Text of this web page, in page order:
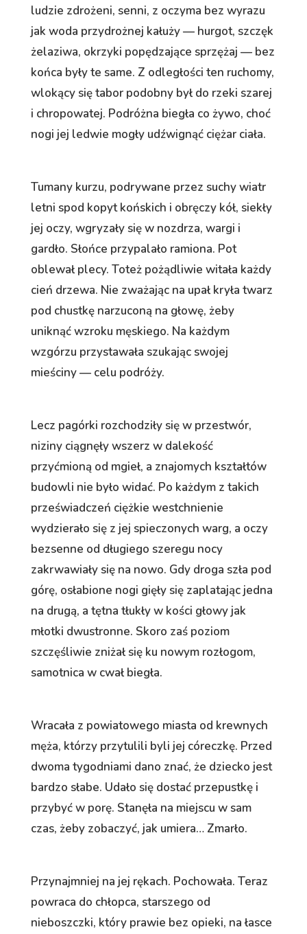
ludzie zdrożeni, senni, z oczyma bez wyrazu
jak woda przydrożnej kałuży — hurgot, szczęk
żelaziwa, okrzyki popędzające sprzężaj — bez
końca były te same. Z odległości ten ruchomy,
wlokący się tabor podobny był do rzeki szarej
i chropowatej. Podróżna biegła co żywo, choć
nogi jej ledwie mogły udźwignąć ciężar ciała.
Tumany kurzu, podrywane przez suchy wiatr
letni spod kopyt końskich i obręczy kół, siekły
jej oczy, wgryzały się w nozdrza, wargi i
gardło. Słońce przypalało ramiona. Pot
oblewał plecy. Toteż pożądliwie witała każdy
cień drzewa. Nie zważając na upał kryła twarz
pod chustkę narzuconą na głowę, żeby
uniknąć wzroku męskiego. Na każdym
wzgórzu przystawała szukając swojej
mieściny — celu podróży.
Lecz pagórki rozchodziły się w przestwór,
niziny ciągnęły wszerz w dalekość
przyćmioną od mgieł, a znajomych kształtów
budowli nie było widać. Po każdym z takich
przeświadczeń ciężkie westchnienie
wydzierało się z jej spieczonych warg, a oczy
bezsenne od długiego szeregu nocy
zakrwawiały się na nowo. Gdy droga szła pod
górę, osłabione nogi gięły się zaplatając jedna
na drugą, a tętna tłukły w kości głowy jak
młotki dwustronne. Skoro zaś poziom
szczęśliwie zniżał się ku nowym rozłogom,
samotnica w cwał biegła.
Wracała z powiatowego miasta od krewnych
męża, którzy przytulili byli jej córeczkę. Przed
dwoma tygodniami dano znać, że dziecko jest
bardzo słabe. Udało się dostać przepustkę i
przybyć w porę. Stanęła na miejscu w sam
czas, żeby zobaczyć, jak umiera… Zmarło.
Przynajmniej na jej rękach. Pochowała. Teraz
powraca do chłopca, starszego od
nieboszczki, który prawie bez opieki, na łasce